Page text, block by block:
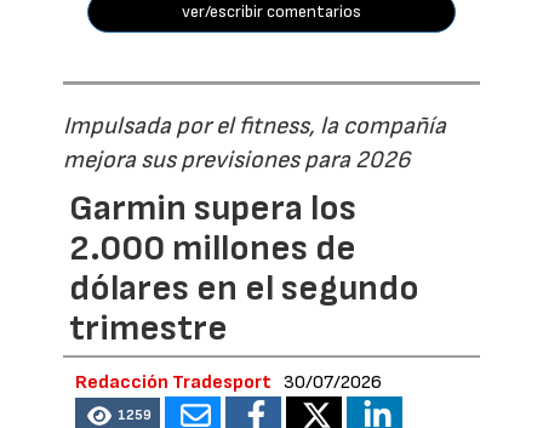
ver/escribir comentarios
Impulsada por el fitness, la compañía
mejora sus previsiones para 2026
Garmin supera los
2.000 millones de
dólares en el segundo
trimestre
Redacción Tradesport 30/07/2026
1259